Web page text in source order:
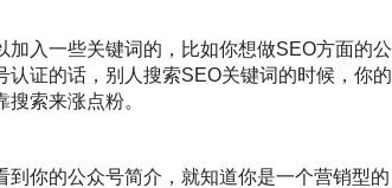
入一些关键词的，比如你想做SEO方面的公
认证的话，别人搜索SEO关键词的时候，你的
索来涨点粉。
你的公众号简介，就知道你是一个营销型的